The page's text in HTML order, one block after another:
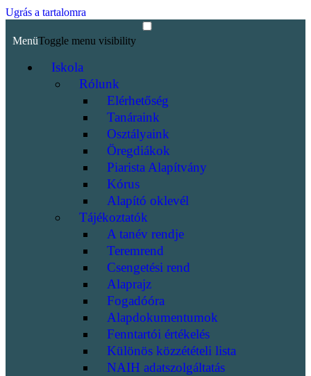
Ugrás a tartalomra
MenüToggle menu visibility
Iskola
Rólunk
Elérhetőség
Tanáraink
Osztályaink
Öregdiákok
Piarista Alapítvány
Kórus
Alapító oklevél
Tájékoztatók
A tanév rendje
Teremrend
Csengetési rend
Alaprajz
Fogadóóra
Alapdokumentumok
Fenntartói értékelés
Különös közzétételi lista
NAIH adatszolgáltatás